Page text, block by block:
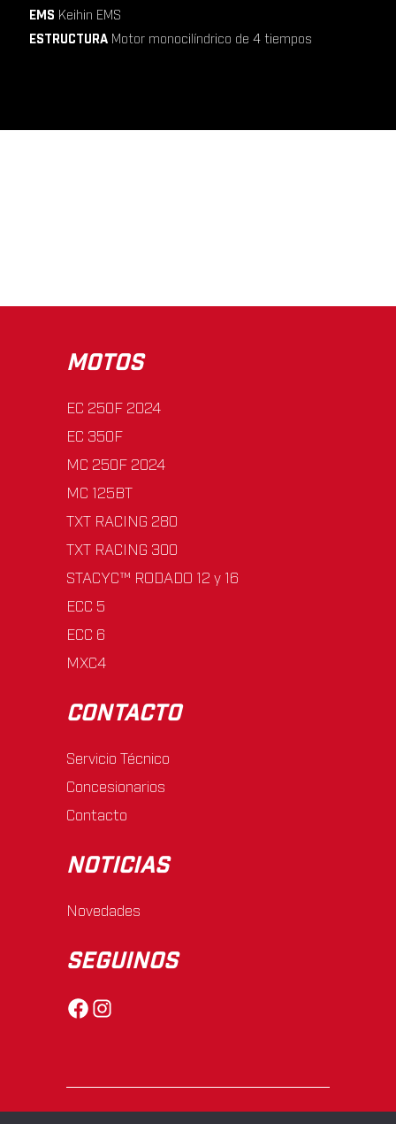
EMS Keihin EMS
ESTRUCTURA Motor monocilíndrico de 4 tiempos
MOTOS
EC 250F 2024
EC 350F
MC 250F 2024
MC 125BT
TXT RACING 280
TXT RACING 300
STACYC™ RODADO 12 y 16
ECC 5
ECC 6
MXC4
CONTACTO
Servicio Técnico
Concesionarios
Contacto
NOTICIAS
Novedades
SEGUINOS